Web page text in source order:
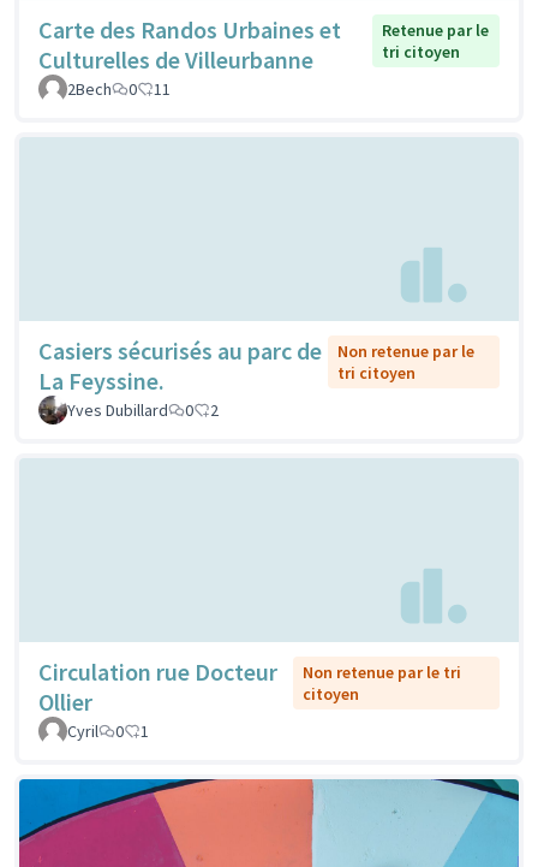
Carte des Randos Urbaines et
Culturelles de Villeurbanne
Retenue par le
tri citoyen
2Bech
0 11
Casiers sécurisés au parc de
La Feyssine.
Non retenue par le
tri citoyen
Yves Dubillard
0 2
Circulation rue Docteur
Ollier
Non retenue par le tri
citoyen
Cyril
0 1